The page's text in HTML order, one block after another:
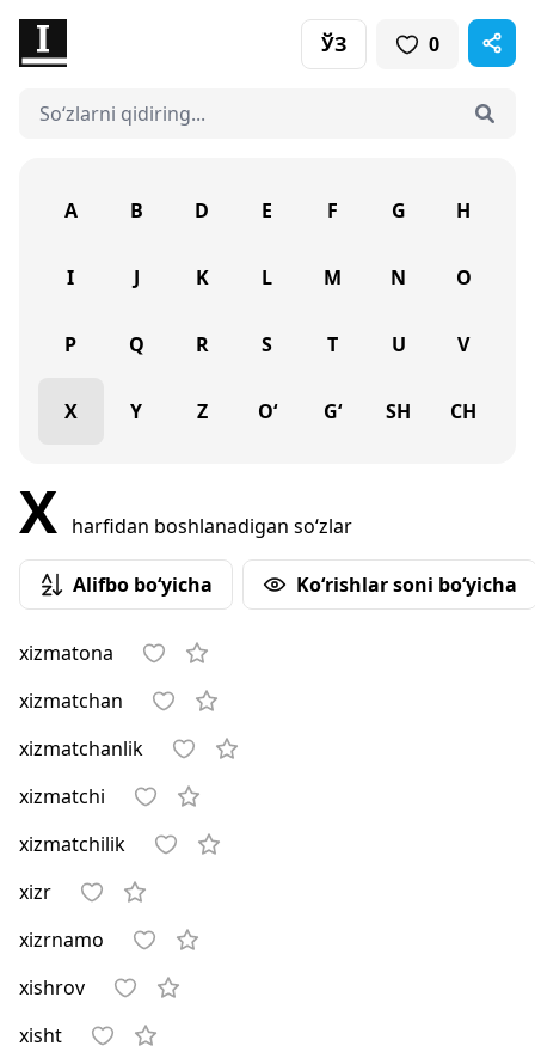
ЎЗ 0
A B D E F G H
I J K L M N O
P Q R S T U V
X Y Z O‘ G‘ SH CH
X harfidan boshlanadigan so‘zlar
Alifbo bo‘yicha Ko‘rishlar soni bo‘yicha
xizmatona
xizmatchan
xizmatchanlik
xizmatchi
xizmatchilik
xizr
xizrnamo
xishrov
xisht